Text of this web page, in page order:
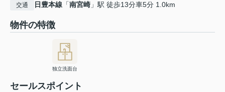
交通 日豊本線 「南宮崎 」駅 徒歩13分車5分 1.0km
物件の特徴
独立洗面台
セールスポイント